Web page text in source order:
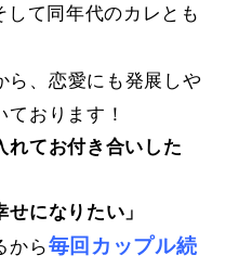
て同年代のカレとも
ら、恋愛にも発展しや
おります！
れてお付き合いした
せになりたい」
から毎回カップル続